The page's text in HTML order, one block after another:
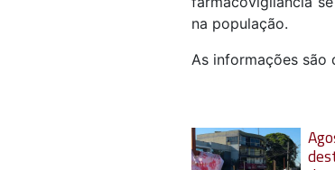
na população.
As informações são